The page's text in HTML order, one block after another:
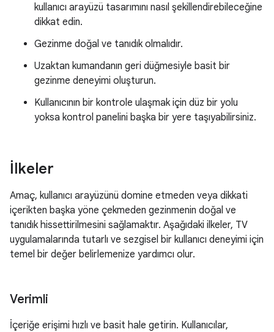
kullanıcı arayüzü tasarımını nasıl şekillendirebileceğine
dikkat edin.
Gezinme doğal ve tanıdık olmalıdır.
Uzaktan kumandanın geri düğmesiyle basit bir
gezinme deneyimi oluşturun.
Kullanıcının bir kontrole ulaşmak için düz bir yolu
yoksa kontrol panelini başka bir yere taşıyabilirsiniz.
İlkeler
Amaç, kullanıcı arayüzünü domine etmeden veya dikkati
içerikten başka yöne çekmeden gezinmenin doğal ve
tanıdık hissettirilmesini sağlamaktır. Aşağıdaki ilkeler, TV
uygulamalarında tutarlı ve sezgisel bir kullanıcı deneyimi için
temel bir değer belirlemenize yardımcı olur.
Verimli
İçeriğe erişimi hızlı ve basit hale getirin. Kullanıcılar,